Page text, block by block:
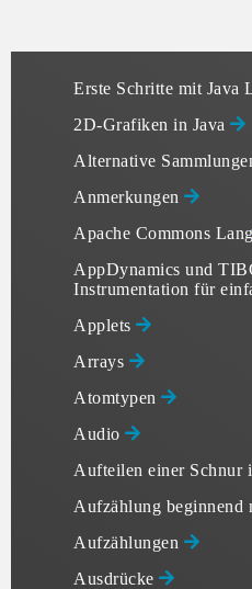
Erste Schritte mit Java
2D-Grafiken in Java
Alternative
Anmerkungen
Apache Commons Lang
AppDynamics und
Instrumentation für
Applets
Arrays
Atomtypen
Audio
Aufteilen einer Schnur
Aufzählung beginnend
Aufzählungen
Ausdrücke